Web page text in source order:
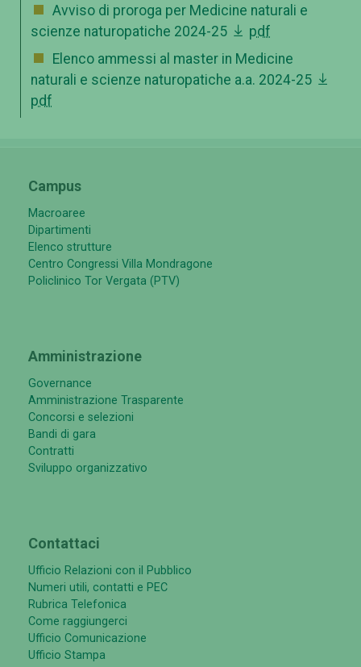
Avviso di proroga per Medicine naturali e
scienze naturopatiche 2024-25
pdf
Elenco ammessi al master in Medicine
naturali e scienze naturopatiche a.a. 2024-25
pdf
Campus
Macroaree
Dipartimenti
Elenco strutture
Centro Congressi Villa Mondragone
Policlinico Tor Vergata (PTV)
Amministrazione
Governance
Amministrazione Trasparente
Concorsi e selezioni
Bandi di gara
Contratti
Sviluppo organizzativo
Contattaci
Ufficio Relazioni con il Pubblico
Numeri utili, contatti e PEC
Rubrica Telefonica
Come raggiungerci
Ufficio Comunicazione
Ufficio Stampa